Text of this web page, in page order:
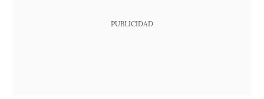
PUBLICIDAD